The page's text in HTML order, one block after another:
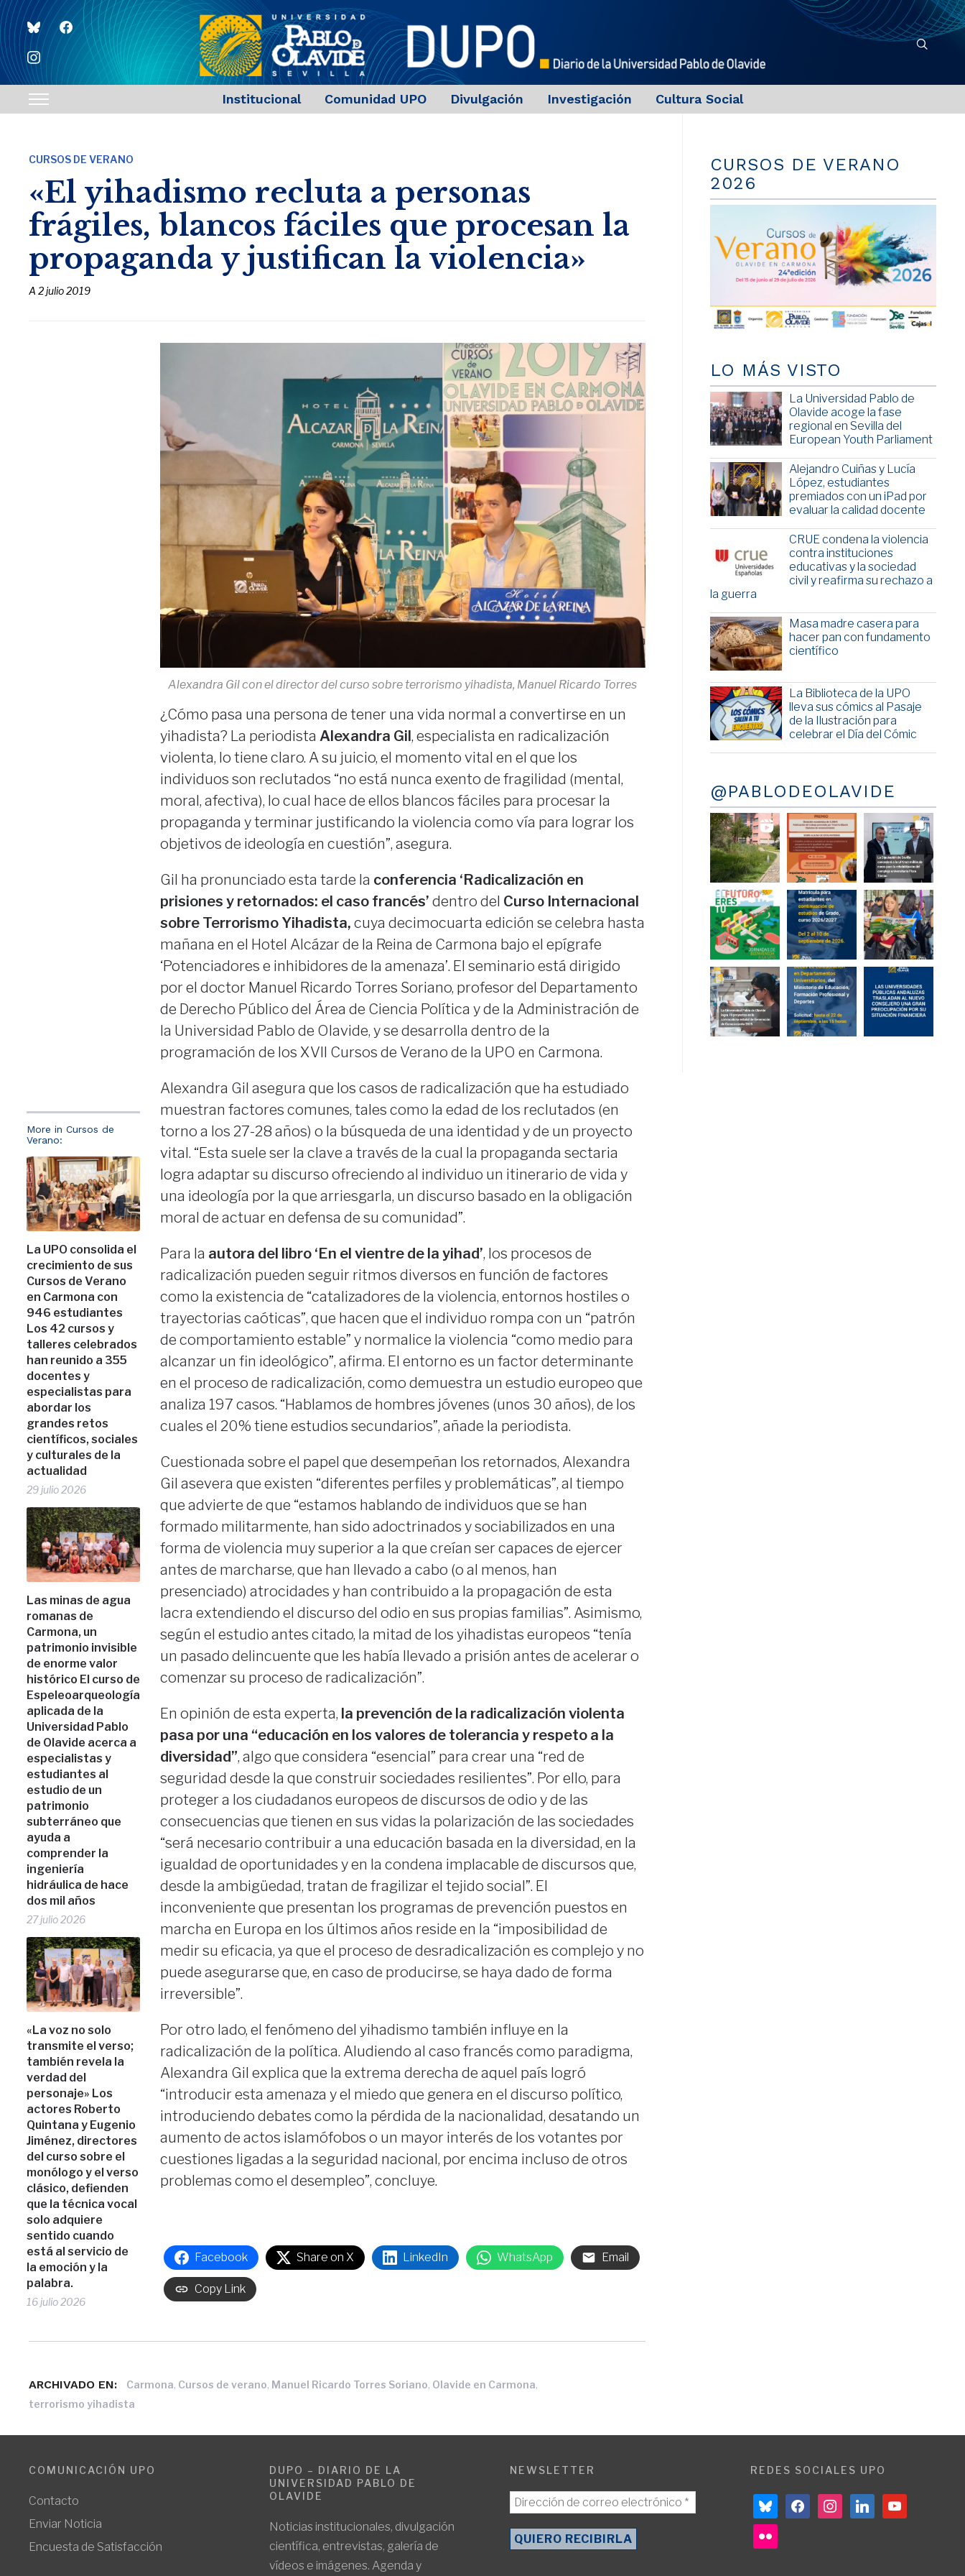
blueskyfacebook
instagram
Toggle
navigation
Institucional Comunidad UPO Divulgación Investigación Cultura Social
CURSOS DE VERANO
«El yihadismo recluta a personas
frágiles, blancos fáciles que procesan la
propaganda y justifican la violencia»
A2 julio 2019
More in Cursos de
Verano:
La UPO consolida el
crecimiento de sus
Cursos de Verano
en Carmona con
946 estudiantes
Los 42 cursos y
talleres celebrados
han reunido a 355
docentes y
especialistas para
abordar los
grandes retos
científicos, sociales
y culturales de la
actualidad
29 julio 2026
Las minas de agua
romanas de
Carmona, un
patrimonio invisible
de enorme valor
histórico El curso de
Espeleoarqueología
aplicada de la
Universidad Pablo
de Olavide acerca a
especialistas y
estudiantes al
estudio de un
patrimonio
subterráneo que
ayuda a
comprender la
ingeniería
hidráulica de hace
dos mil años
27 julio 2026
«La voz no solo
transmite el verso;
también revela la
verdad del
personaje» Los
actores Roberto
Quintana y Eugenio
Jiménez, directores
del curso sobre el
monólogo y el verso
clásico, defienden
que la técnica vocal
solo adquiere
sentido cuando
está al servicio de
la emoción y la
palabra.
16 julio 2026
Alexandra Gil con el director del curso sobre terrorismo yihadista, Manuel Ricardo Torres
¿Cómo pasa una persona de tener una vida normal a convertirse en un
yihadista? La periodista Alexandra Gil, especialista en radicalización
violenta, lo tiene claro. A su juicio, el momento vital en el que los
individuos son reclutados “no está nunca exento de fragilidad (mental,
moral, afectiva), lo cual hace de ellos blancos fáciles para procesar la
propaganda y terminar justificando la violencia como vía para lograr los
objetivos de ideología en cuestión”, asegura.
Gil ha pronunciado esta tarde la conferencia ‘Radicalización en
prisiones y retornados: el caso francés’ dentro del Curso Internacional
sobre Terrorismo Yihadista, cuya decimocuarta edición se celebra hasta
mañana en el Hotel Alcázar de la Reina de Carmona bajo el epígrafe
‘Potenciadores e inhibidores de la amenaza’. El seminario está dirigido
por el doctor Manuel Ricardo Torres Soriano, profesor del Departamento
de Derecho Público del Área de Ciencia Política y de la Administración de
la Universidad Pablo de Olavide, y se desarrolla dentro de la
programación de los XVII Cursos de Verano de la UPO en Carmona.
Alexandra Gil asegura que los casos de radicalización que ha estudiado
muestran factores comunes, tales como la edad de los reclutados (en
torno a los 27-28 años) o la búsqueda de una identidad y de un proyecto
vital. “Esta suele ser la clave a través de la cual la propaganda sectaria
logra adaptar su discurso ofreciendo al individuo un itinerario de vida y
una ideología por la que arriesgarla, un discurso basado en la obligación
moral de actuar en defensa de su comunidad”.
Para la autora del libro ‘En el vientre de la yihad’, los procesos de
radicalización pueden seguir ritmos diversos en función de factores
como la existencia de “catalizadores de la violencia, entornos hostiles o
trayectorias caóticas”, que hacen que el individuo rompa con un “patrón
de comportamiento estable” y normalice la violencia “como medio para
alcanzar un fin ideológico”, afirma. El entorno es un factor determinante
en el proceso de radicalización, como demuestra un estudio europeo que
analiza 197 casos. “Hablamos de hombres jóvenes (unos 30 años), de los
cuales el 20% tiene estudios secundarios”, añade la periodista.
Cuestionada sobre el papel que desempeñan los retornados, Alexandra
Gil asevera que existen “diferentes perfiles y problemáticas”, al tiempo
que advierte de que “estamos hablando de individuos que se han
formado militarmente, han sido adoctrinados y sociabilizados en una
forma de violencia muy superior a la que creían ser capaces de ejercer
antes de marcharse, que han llevado a cabo (o al menos, han
presenciado) atrocidades y han contribuido a la propagación de esta
lacra extendiendo el discurso del odio en sus propias familias”. Asimismo,
según el estudio antes citado, la mitad de los yihadistas europeos “tenía
un pasado delincuente que les había llevado a prisión antes de acelerar o
comenzar su proceso de radicalización”.
En opinión de esta experta, la prevención de la radicalización violenta
pasa por una “educación en los valores de tolerancia y respeto a la
diversidad”, algo que considera “esencial” para crear una “red de
seguridad desde la que construir sociedades resilientes”. Por ello, para
proteger a los ciudadanos europeos de discursos de odio y de las
consecuencias que tienen en sus vidas la polarización de las sociedades
“será necesario contribuir a una educación basada en la diversidad, en la
igualdad de oportunidades y en la condena implacable de discursos que,
desde la ambigüedad, tratan de fragilizar el tejido social”. El
inconveniente que presentan los programas de prevención puestos en
marcha en Europa en los últimos años reside en la “imposibilidad de
medir su eficacia, ya que el proceso de desradicalización es complejo y no
puede asegurarse que, en caso de producirse, se haya dado de forma
irreversible”.
Por otro lado, el fenómeno del yihadismo también influye en la
radicalización de la política. Aludiendo al caso francés como paradigma,
Alexandra Gil explica que la extrema derecha de aquel país logró
“introducir esta amenaza y el miedo que genera en el discurso político,
introduciendo debates como la pérdida de la nacionalidad, desatando un
aumento de actos islamófobos o un mayor interés de los votantes por
cuestiones ligadas a la seguridad nacional, por encima incluso de otros
problemas como el desempleo”, concluye.
Facebook Share on X LinkedIn WhatsApp Email
Copy Link
ARCHIVADO EN: Carmona, Cursos de verano, Manuel Ricardo Torres Soriano, Olavide en Carmona,
terrorismo yihadista
CURSOS DE VERANO
2026
LO MÁS VISTO
La Universidad Pablo de
Olavide acoge la fase
regional en Sevilla del
European Youth Parliament
Alejandro Cuiñas y Lucía
López, estudiantes
premiados con un iPad por
evaluar la calidad docente
CRUE condena la violencia
contra instituciones
educativas y la sociedad
civil y reafirma su rechazo a
la guerra
Masa madre casera para
hacer pan con fundamento
científico
La Biblioteca de la UPO
lleva sus cómics al Pasaje
de la Ilustración para
celebrar el Día del Cómic
@PABLODEOLAVIDE
COMUNICACIÓN UPO
Contacto
Enviar Noticia
Encuesta de Satisfacción
DUPO – DIARIO DE LA
UNIVERSIDAD PABLO DE
OLAVIDE
Noticias institucionales, divulgación
científica, entrevistas, galería de
vídeos e imágenes. Agenda y
NEWSLETTER REDES SOCIALES UPO
blueskyfacebookinstagramlinkedin youtube
flickr